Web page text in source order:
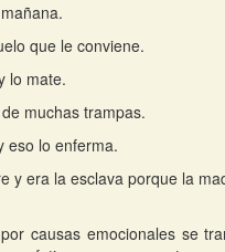
que le conviene.
lo mate.
muchas trampas.
eso lo enferma.
y era la esclava porque la
causas emocionales se